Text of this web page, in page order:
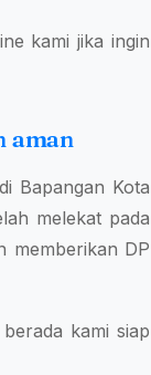
kami jika ingin
aman
Bapangan Kota
melekat pada
memberikan DP
kami siap